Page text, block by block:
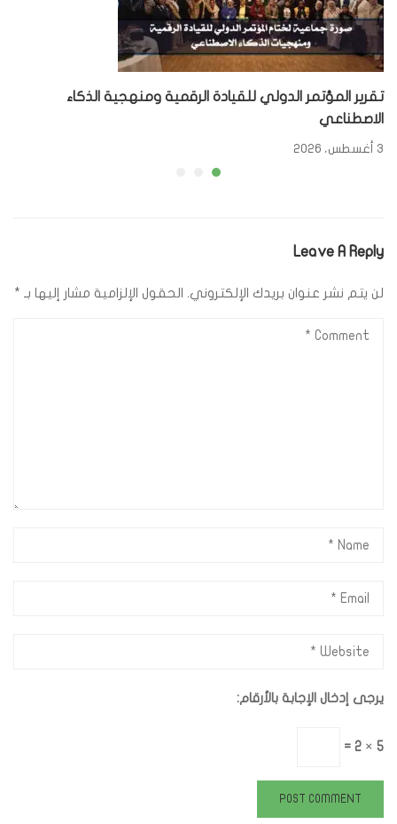
تقرير المؤتمر الدولي للقيادة الرقمية ومنهجية الذكاء
الاصطناعي
3 أغسطس، 2026
Leave A Reply
لن يتم نشر عنوان بريدك الإلكتروني. الحقول الإلزامية مشار إليها بـ *
يرجى إدخال الإجابة بالأرقام:
5 × 2 =